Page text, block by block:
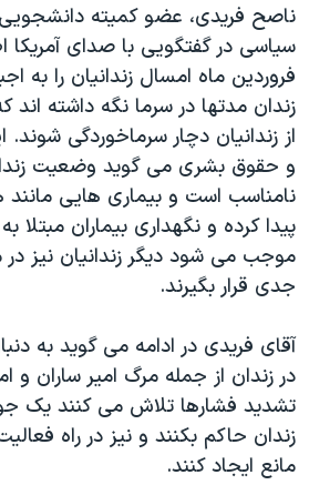
حقوق شهروندی
اقتصادی
علم و فناوری
اسرائیل در جنگ
گالری عکس
آرشیو پخش زنده
انتخابات ریاست جمهوری آمریکا ۲۰۲۴
حمله جمهوری اسلامی به اسرائیل
رمز مهسا
ورزش زنان در ایران
اعتراضات زن، زندگی، آزادی
مجموعه مستندهای دادخواهی
تریبونال مردمی آبان ۹۸
دادگاه حمید نوری
چهل سال گروگان‌گیری
قانون شفافیت دارائی کادر رهبری ایران
اعتراضات مردمی آبان ۹۸
اسرائیل در جنگ
زبانهای مختلف
ناصح فریدی، عضو کمیته دانشجویی
سیاسی در گفتگویی با صدای آمریکا
فروردین ماه امسال زندانیان را به
زندان مدتها در سرما نگه داشته
از زندانیان دچار سرماخوردگی
و حقوق بشری می گوید وضعیت
نامناسب است و بیماری هایی
پیدا کرده و نگهداری بیماران مبتلا
موجب می شود دیگر زندانیان نیز
جدی قرار بگیرند.
آقای فریدی در ادامه می گوید به
در زندان از جمله مرگ امیر ساران و
تشدید فشارها تلاش می کنند یک
زندان حاکم بکنند و نیز در راه
مانع ایجاد کنند.